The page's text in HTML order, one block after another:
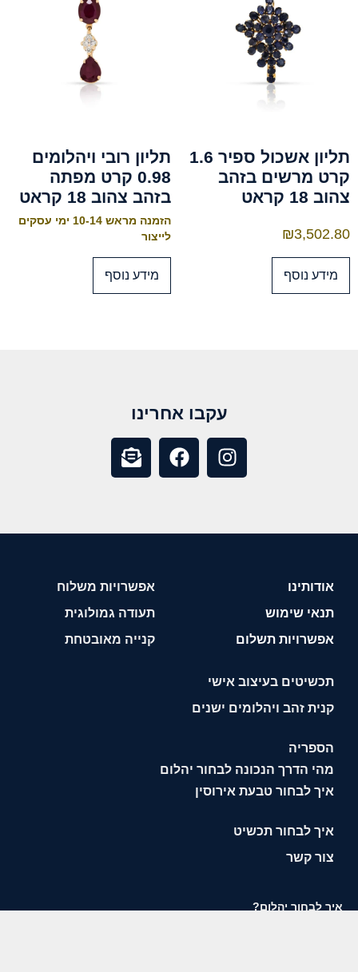
תליון אשכול ספיר 1.6
קרט מרשים בזהב
צהוב 18 קראט
₪3,502.80
מידע נוסף
תליון רובי ויהלומים
0.98 קרט מפתה
בזהב צהוב 18 קראט
הזמנה מראש 10-14 ימי עסקים
לייצור
מידע נוסף
עקבו אחרינו
אודותינו
תנאי שימוש
אפשרויות תשלום
אפשרויות משלוח
תעודה גמולוגית
קנייה מאובטחת
תכשיטים בעיצוב אישי
קנית זהב ויהלומים ישנים
הספריה
מהי הדרך הנכונה לבחור יהלום
איך לבחור טבעת אירוסין
איך לבחור תכשיט
צור קשר
איך לבחור יהלום?